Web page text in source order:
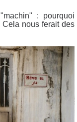
: pourquoi
nous ferait des